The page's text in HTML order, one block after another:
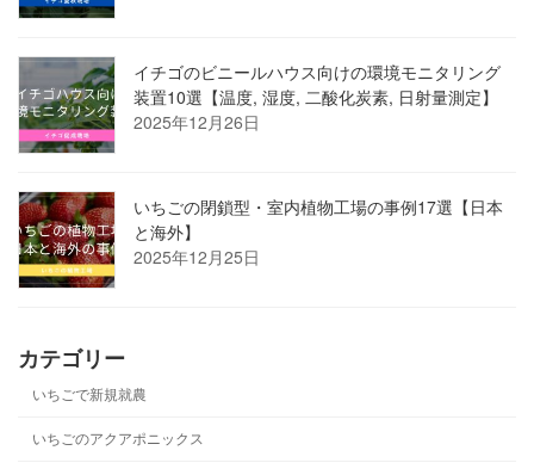
イチゴのビニールハウス向けの環境モニタリング
装置10選【温度, 湿度, 二酸化炭素, 日射量測定】
2025年12月26日
いちごの閉鎖型・室内植物工場の事例17選【日本
と海外】
2025年12月25日
カテゴリー
いちごで新規就農
いちごのアクアポニックス